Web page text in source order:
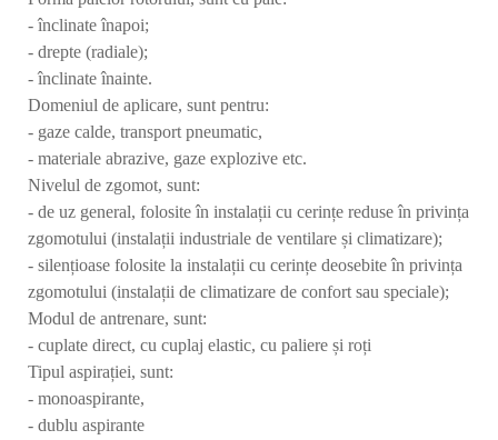
- înclinate înapoi;
- drepte (radiale);
- înclinate înainte.
Domeniul de aplicare, sunt pentru:
- gaze calde, transport pneumatic,
- materiale abrazive, gaze explozive etc.
Nivelul de zgomot, sunt:
- de uz general, folosite în instalații cu cerințe reduse în privința
zgomotului (instalații industriale de ventilare și climatizare);
- silențioase folosite la instalații cu cerințe deosebite în privința
zgomotului (instalații de climatizare de confort sau speciale);
Modul de antrenare, sunt:
- cuplate direct, cu cuplaj elastic, cu paliere și roți
Tipul aspirației, sunt:
- monoaspirante,
- dublu aspirante